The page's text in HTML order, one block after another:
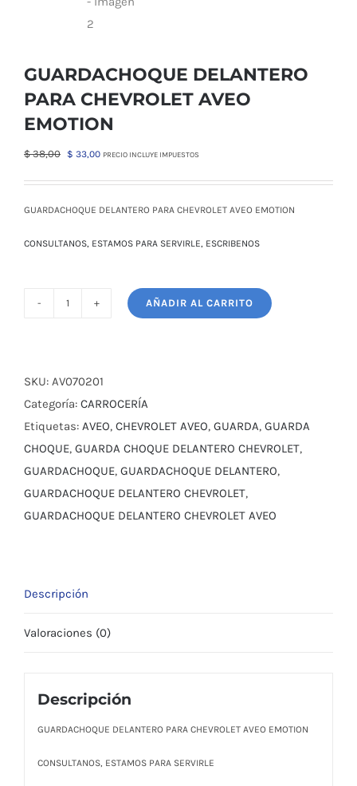
GUARDACHOQUE DELANTERO
PARA CHEVROLET AVEO
EMOTION
$38,00
El
original
era:
$ 33,00El
actual
es:
PRECIO INCLUYE IMPUESTOS
GUARDACHOQUE DELANTERO PARA CHEVROLET AVEO EMOTION
CONSULTANOS, ESTAMOS PARA SERVIRLE, ESCRIBENOS
GUARDACHOQUE
CHEVROLET
AVEO
EMOTION
cantidad
AÑADIR AL CARRITO
SKU: AV070201
Categoría: CARROCERÍA
Etiquetas: AVEO, CHEVROLET AVEO, GUARDA, GUARDA
CHOQUE, GUARDA CHOQUE DELANTERO CHEVROLET,
GUARDACHOQUE, GUARDACHOQUE DELANTERO,
GUARDACHOQUE DELANTERO CHEVROLET,
GUARDACHOQUE DELANTERO CHEVROLET AVEO
Descripción
Valoraciones (0)
Descripción
GUARDACHOQUE DELANTERO PARA CHEVROLET AVEO EMOTION
CONSULTANOS, ESTAMOS PARA SERVIRLE